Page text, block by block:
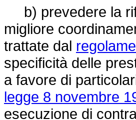
b) prevedere la
migliore
trattate dal
specificità delle
a favore di
legge 8 novembre
esecuzione di